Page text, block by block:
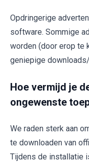
Opdringerige
software. Sommige
worden (door erop te
geniepige
Hoe vermijd je
ongewenste
We raden sterk aan
te downloaden van
Tijdens de installatie